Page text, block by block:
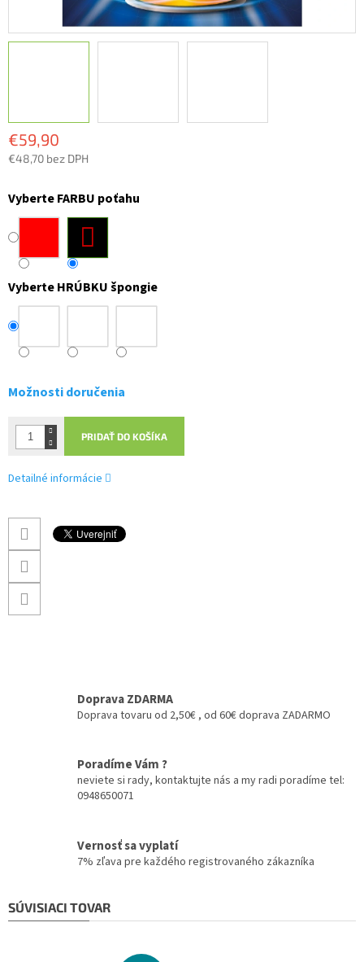
€59,90
€48,70 bez DPH
cena:
Vyberte FARBU poťahu
Vyberte HRÚBKU špongie
Možnosti doručenia
PRIDAŤ DO KOŠÍKA
Detailné informácie
Doprava ZDARMA
Doprava tovaru od 2,50€ , od 60€ doprava ZADARMO
Poradíme Vám ?
neviete si rady, kontaktujte nás a my radi poradíme tel:
0948650071
Vernosť sa vyplatí
7% zľava pre každého registrovaného zákazníka
SÚVISIACI TOVAR